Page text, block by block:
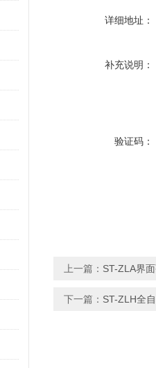
详细地址：
补充说明：
验证码：
上一篇： ST-ZLA界
下一篇： ST-ZLH全